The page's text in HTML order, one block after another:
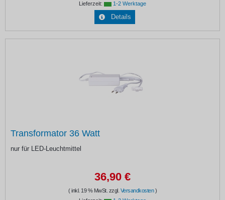
Lieferzeit:
1-2 Werktage
Details
Transformator 36 Watt
nur für LED-Leuchtmittel
36,90 €
( inkl. 19 % MwSt. zzgl. Versandkosten)